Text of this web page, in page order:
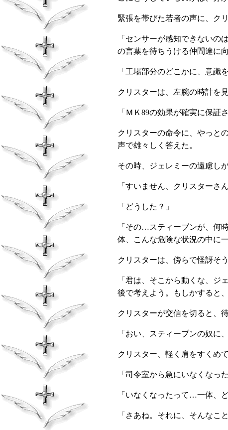
緊張を帯びた若者の声に、ク
「センサーが感知できない
の言葉を待ちうける仲間達に
「工場部分のどこかに、意識
クリスターは、左腕の時計を
「ＭＫ89の効果が確実に保証
クリスターの命令に、やっと
声で雄々しく答えた。
その時、ジェレミーの遠慮し
「すいません、クリスターさ
「どうした？」
「その…スティーブンが、何
体、こんな危険な状況の中に
クリスターは、傍らで怪訝そ
「君は、そこから動くな、ジ
後で考えよう。もしかすると
クリスターが交信を切ると、
「おい、スティーブンの奴に
クリスター、軽く肩をすくめ
「司令室から急にいなくなっ
「いなくなったって…一体、
「さあね。それに、そんなこ